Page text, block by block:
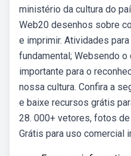
ministério da cultura do
Web20 desenhos sobre
e imprimir. Atividades
fundamental; Websendo
importante para o
nossa cultura. Confira a
e baixe recursos grátis
28. 000+ vetores, fotos
Grátis para uso comercial